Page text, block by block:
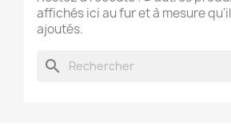
affichés ici au fur et à mesure
ajoutés.
search